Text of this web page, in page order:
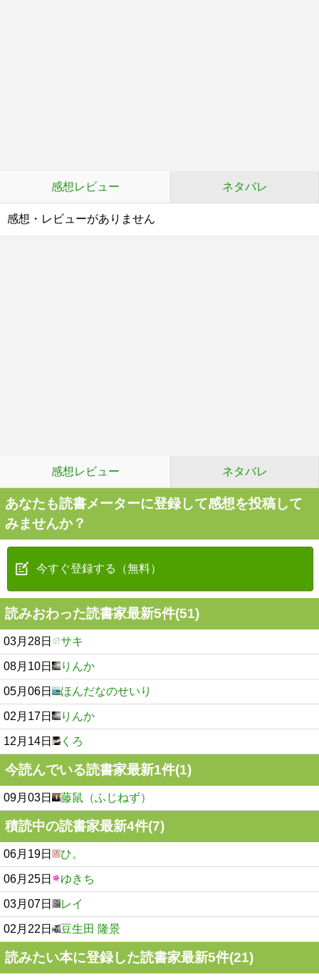
感想レビュー ネタバレ
感想・レビューがありません
感想レビュー ネタバレ
あなたも読書メーターに登録して感想を投稿して
みませんか？
今すぐ登録する（無料）
読みおわった読書家最新5件(51)
03月28日 サキ
08月10日 りんか
05月06日 ほんだなのせいり
02月17日 りんか
12月14日 くろ
今読んでいる読書家最新1件(1)
09月03日 藤鼠（ふじねず）
積読中の読書家最新4件(7)
06月19日 ひ。
06月25日 ゆきち
03月07日 レイ
02月22日 豆生田 隆景
読みたい本に登録した読書家最新5件(21)